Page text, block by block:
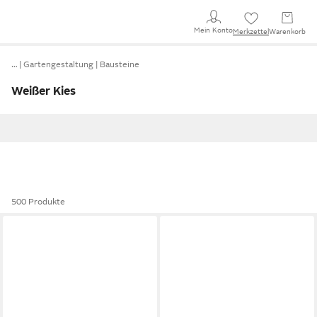
Mein KontoMerkzettel Warenkorb
… Gartengestaltung Bausteine
Weißer Kies
500 Produkte